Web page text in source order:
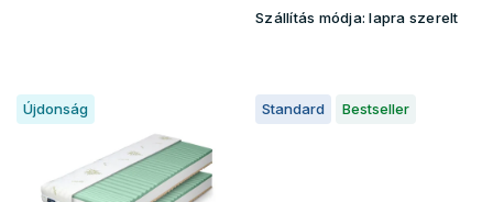
Szállítás módja: lapra szerelt
Újdonság Standard Bestseller